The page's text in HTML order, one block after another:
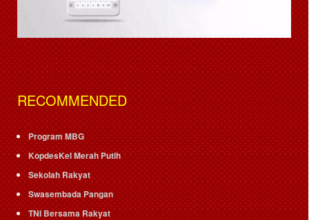
RECOMMENDED
Program MBG
KopdesKel Merah Putih
Sekolah Rakyat
Swasembada Pangan
TNI Bersama Rakyat